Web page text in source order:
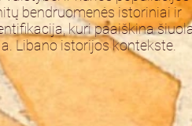
bendruomenės istoriniai ir
kuri paaiškina
Libano istorijos kontekste.